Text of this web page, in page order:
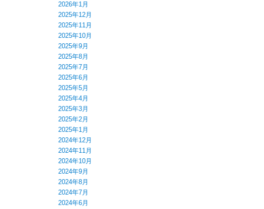
2026年1月
2025年12月
2025年11月
2025年10月
2025年9月
2025年8月
2025年7月
2025年6月
2025年5月
2025年4月
2025年3月
2025年2月
2025年1月
2024年12月
2024年11月
2024年10月
2024年9月
2024年8月
2024年7月
2024年6月